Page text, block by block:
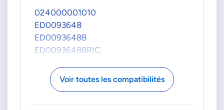
508 16c HDI 10>18
508 16i VTI 10>18
508 20c HDI 108
Partner 16c HDI 05>
Partner 16i 10>
024000001010
ED0093648
ED0093648B
ED0093648BRIC
4418746
93196028
Voir toutes les compatibilités